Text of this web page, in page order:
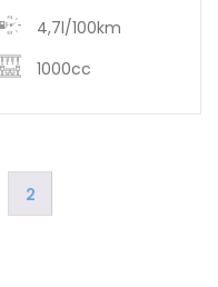
4,7l/100km
1000cc
2